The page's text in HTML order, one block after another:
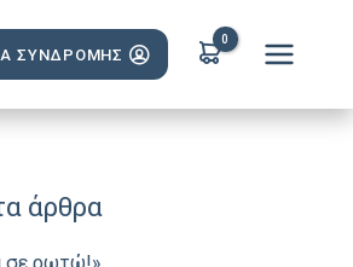
ΣΥΝΔΡΟΜΗΣ
άρθρα